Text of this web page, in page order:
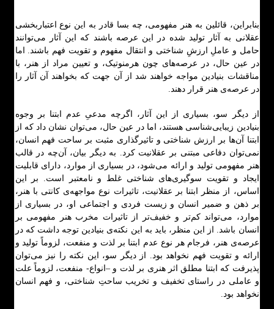
بنابراین، قائلین به هنر مفهومی، چه بسا قادر به این نوع اعتباربخشی
عقلانی به آثار تولید شده در این عرصه باشند که این آثار می‌توانند
حامل و عاملِ ارزشِ شناختی و انتقال مفهوم و تقویت فهم باشند. اما
در عین حال، در عرصه‌های چون هرمنوتیک، و تعیین مراد از هنر، با
مناقشات بنیادین مواجه خواهند شد از آن جهت که بخواهند آن آثار را
در عرصه‌ی هنر قرار دهند.
از دیگر سو، بسیاری از این آثار، اگرچه مدعیِ عدم ابتنا بر وجوه
بنیادین زیبایی‌شناسی هستند، اما در عین حال، می‌توان نشان داد که از
ابتنا آن‌ها بر ارزش شناختی و تاثیرگذاری مثبت بر ساحت فهم انسان،
نمی‌توان دفاعی مبتنی بر عقلانیت کرد. به دیگر بیان، آن‌چه در قالب
هنر مفهومی تولید و ارائه می‌شود، در بسیاری از موارد، دارای قابلیت
ایجاد و تقویت سوگیری‌های شناختی غلط و نامعتبر است. بر این
اساس، از منظر ابتنا بر عقلانیت، تاثیرات نوع مواجهه‌ی کانتی با هنر،
بر ذهن و ضمیر انسان و زیست فردی و اجتماعی او، در بسیاری از
موارد، می‌تواند کم‌تر و خفیف‌تر از تاثیرات مخرب هنر مفهومی بر
انسان باشد. از این منظر، باید به این نکته‌ی بنیادین توجه داشت که در
عرصه‌ی هنر، فرجام هر نوع عدم ابتنا بر لذت و منفعت، لزوماً تولید و
ارائه و تقویت فهم نخواهد بود. از دیگر سو، این نکته را نیز می‌توان
پذیرفت که ابتنا مطلق اثر هنری بر لذت و –انواع- منفعت، لزوماً علت
و عاملی در راستای تخفیف و تخریب ساحتِ شناختی، و فهم انسان
نخواهد بود.